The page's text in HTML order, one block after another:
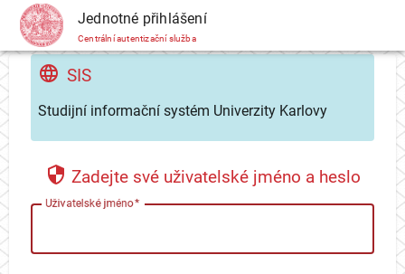
CAS Jednotné přihlášení
Centrální autentizační služba
SIS
Studijní informační systém Univerzity Karlovy
Zadejte své uživatelské jméno a heslo
Uživatelské jméno